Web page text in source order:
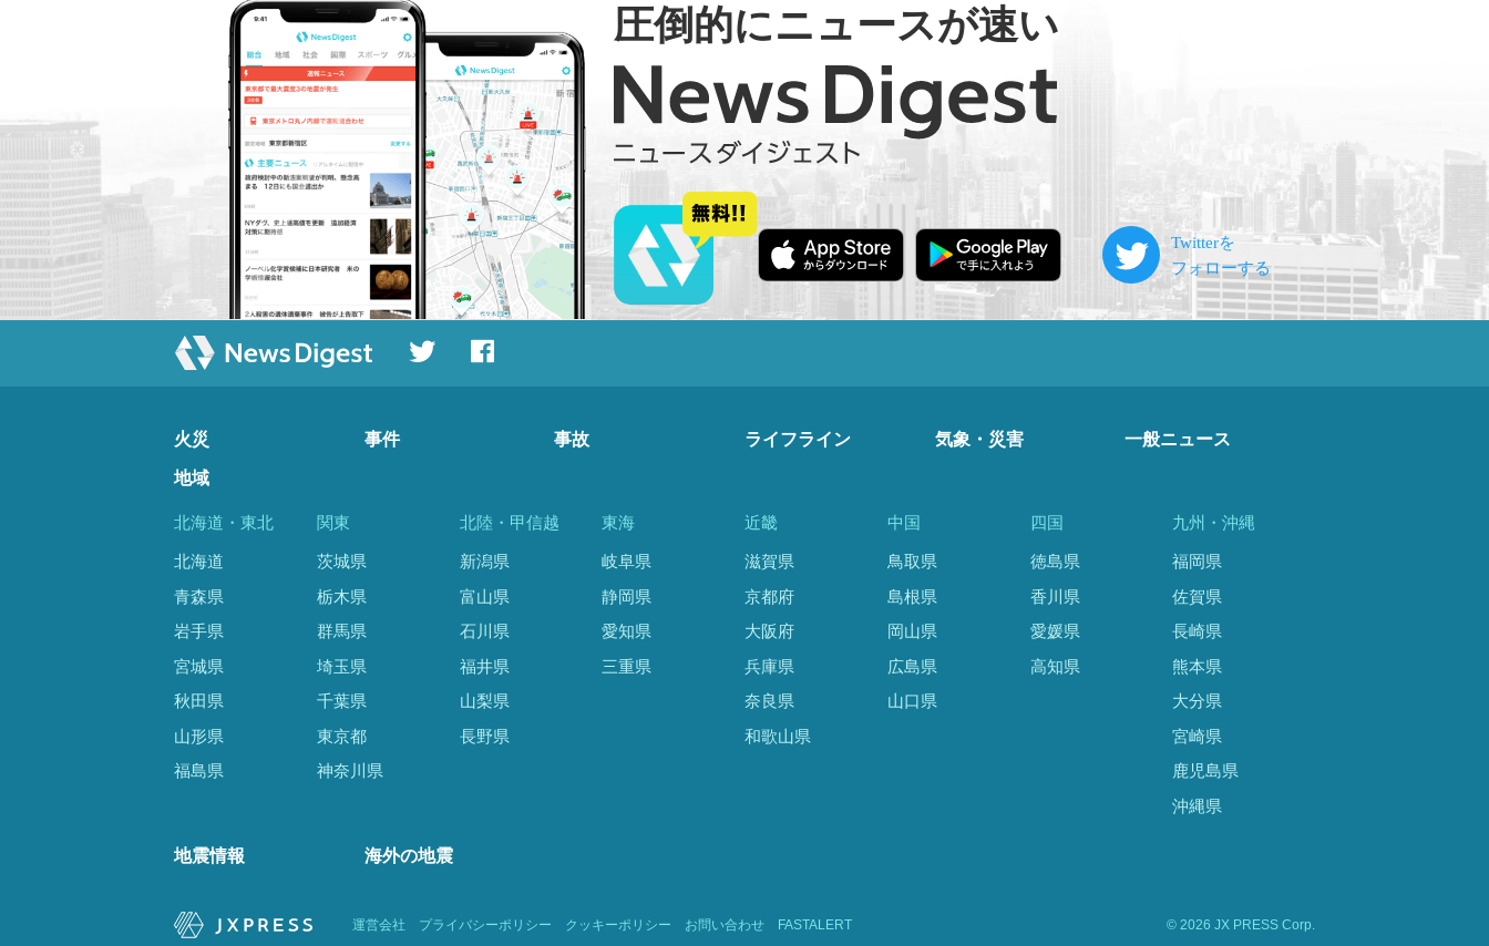
圧倒的にニュースが速い
火災 事件 事故 ライフライン 気象・災害 一般ニュース
地域
北海道・東北
北海道
青森県
岩手県
宮城県
秋田県
山形県
福島県
関東
茨城県
栃木県
群馬県
埼玉県
千葉県
東京都
神奈川県
北陸・甲信越
新潟県
富山県
石川県
福井県
山梨県
長野県
東海
岐阜県
静岡県
愛知県
三重県
近畿
滋賀県
京都府
大阪府
兵庫県
奈良県
和歌山県
中国
鳥取県
島根県
岡山県
広島県
山口県
四国
徳島県
香川県
愛媛県
高知県
九州・沖縄
福岡県
佐賀県
長崎県
熊本県
大分県
宮崎県
鹿児島県
沖縄県
地震情報 海外の地震
運営会社 プライバシーポリシー クッキーポリシー お問い合わせ FASTALERT © 2026 JX PRESS Corp.